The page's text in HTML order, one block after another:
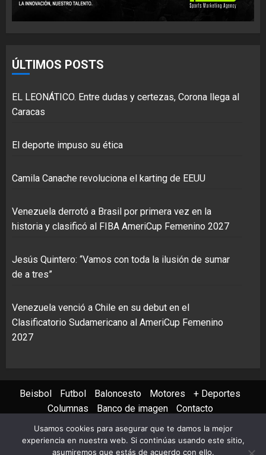
ÚLTIMOS POSTS
EL LEONÁTICO. Entre dudas y certezas, Corona llega al
Caracas
El deporte impuso su ética
Camila Canache revoluciona el karting de EEUU
Venezuela derrotó a Brasil por primera vez en la
historia y clasificó al FIBA AmeriCup Femenino 2027
Jesús Quintero: “Vamos con toda la ilusión de sumar
de a tres”
Venezuela venció a Chile en su debut en el
Clasificatorio Sudamericano al AmeriCup Femenino
2027
Beisbol Futbol Baloncesto Motores
+ Deportes
Columnas
Banco de imagen Contacto
Instagram
X YoutubeFacebook
TikTok
Usamos cookies para asegurar que te damos la mejor
experiencia en nuestra web. Si continúas usando este sitio,
asumiremos que estás de acuerdo con ello.